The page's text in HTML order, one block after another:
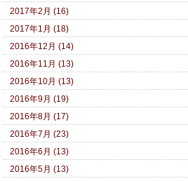
2017年2月 (16)
2017年1月 (18)
2016年12月 (14)
2016年11月 (13)
2016年10月 (13)
2016年9月 (19)
2016年8月 (17)
2016年7月 (23)
2016年6月 (13)
2016年5月 (13)